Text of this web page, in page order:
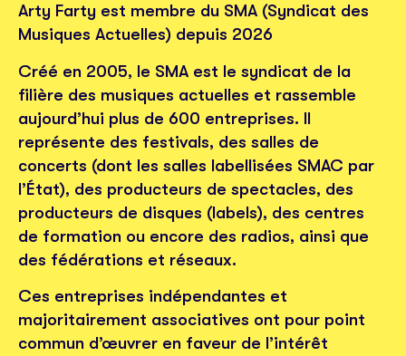
Arty Farty est membre du SMA (Syndicat des
Musiques Actuelles) depuis 2026
Créé en 2005, le SMA est le syndicat de la
filière des musiques actuelles et rassemble
aujourd’hui plus de 600 entreprises. Il
représente des festivals, des salles de
concerts (dont les salles labellisées SMAC par
l’État), des producteurs de spectacles, des
producteurs de disques (labels), des centres
de formation ou encore des radios, ainsi que
des fédérations et réseaux.
Ces entreprises indépendantes et
majoritairement associatives ont pour point
commun d’œuvrer en faveur de l’intérêt